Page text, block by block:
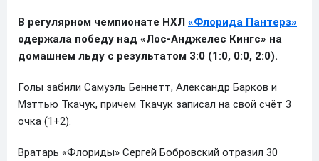
В регулярном чемпионате НХЛ «Флорида Пантерз»
одержала победу над «Лос-Анджелес Кингс» на
домашнем льду с результатом 3:0 (1:0, 0:0, 2:0).
Голы забили Самуэль Беннетт, Александр Барков и
Мэттью Ткачук, причем Ткачук записал на свой счёт 3
очка (1+2).
Вратарь «Флориды» Сергей Бобровский отразил 30